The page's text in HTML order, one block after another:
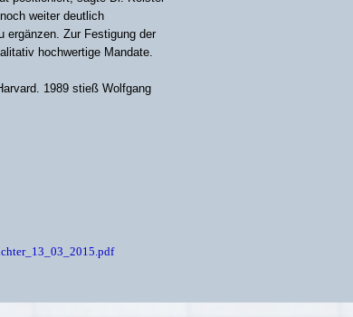
weiter deutlich
ergänzen. Zur Festigung der
hochwertige Mandate.
1989 stieß Wolfgang